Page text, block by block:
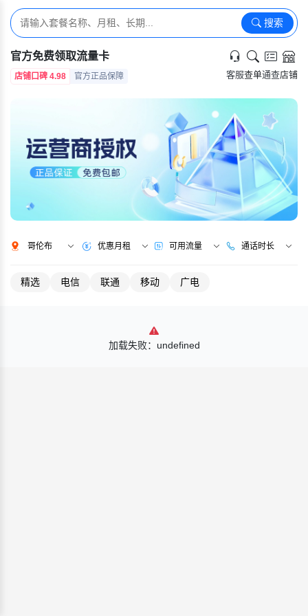
搜索
官方免费领取流量卡
店铺口碑 4.98 官方正品保障 客服查单通查店铺
哥伦布 优惠月租 可用流量 通话时长
精选 电信 联通 移动 广电
加载失败：undefined